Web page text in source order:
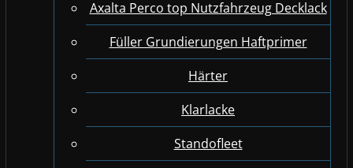
Axalta Perco top Nutzfahrzeug Decklack
Füller Grundierungen Haftprimer
Härter
Klarlacke
Standofleet